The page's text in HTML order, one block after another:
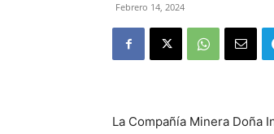
Febrero 14, 2024
La Compañía Minera Doña